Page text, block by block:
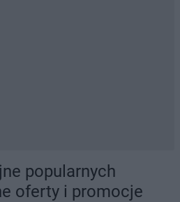
popularnych
oferty i promocje